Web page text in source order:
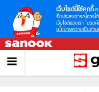
เว็บไซต์นี้ใช้คุกกี้ เ
รับประสบการณ์การใ
เว็บไซต์ของเรา โปรด
นโยบายความเป็นส่วน